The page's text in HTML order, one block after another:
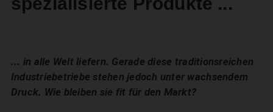
... in alle Welt liefern. Gerade diese traditionsreichen
Industriebetriebe stehen jedoch unter wachsendem
Druck. Wie bleiben sie fit für den Markt?